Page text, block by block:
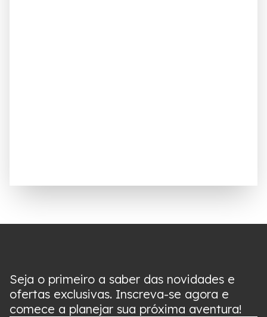
Seja o primeiro a saber das novidades e
ofertas exclusivas. Inscreva-se agora e
comece a planejar sua próxima aventura!